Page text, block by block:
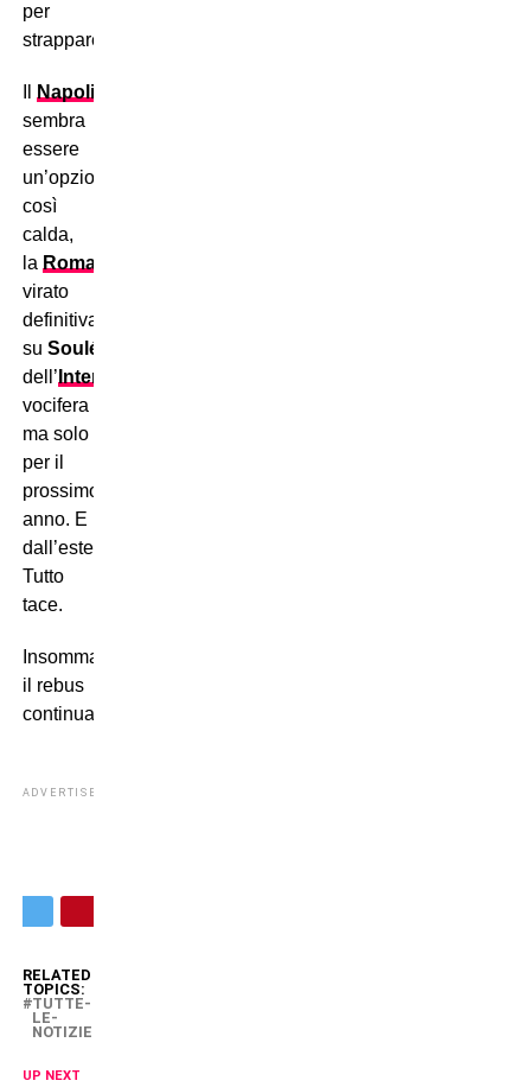
per
strappare
Napoli
sembra
essere
un’opzione
così
calda,
la Roma
virato
definitivamente
su Soulé
dell’ Inter
vocifera
ma solo
per il
prossimo
anno. E
dall’estero?
Tutto
tace.
Insomma:
il rebus
continua.
ADVERTISEMENT
RELATED
TOPICS:
TUTTE-
LE-
NOTIZIE
UP NEXT